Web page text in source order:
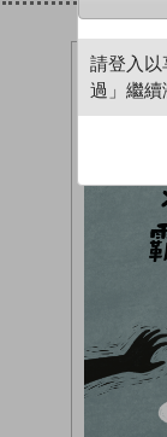
請登入以
過」繼續